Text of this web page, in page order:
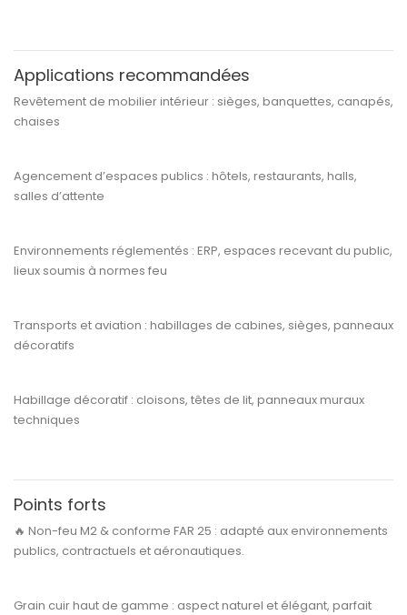
Applications recommandées
Revêtement de mobilier intérieur : sièges, banquettes, canapés,
chaises
Agencement d’espaces publics : hôtels, restaurants, halls,
salles d’attente
Environnements réglementés : ERP, espaces recevant du public,
lieux soumis à normes feu
Transports et aviation : habillages de cabines, sièges, panneaux
décoratifs
Habillage décoratif : cloisons, têtes de lit, panneaux muraux
techniques
Points forts
🔥 Non-feu M2 & conforme FAR 25 : adapté aux environnements
publics, contractuels et aéronautiques.
Grain cuir haut de gamme : aspect naturel et élégant, parfait